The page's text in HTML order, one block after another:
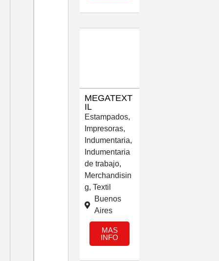
MEGATEXT
IL
Estampados,
Impresoras,
Indumentaria,
Indumentaria
de trabajo,
Merchandisin
g, Textil
Buenos
Aires
MAS
INFO